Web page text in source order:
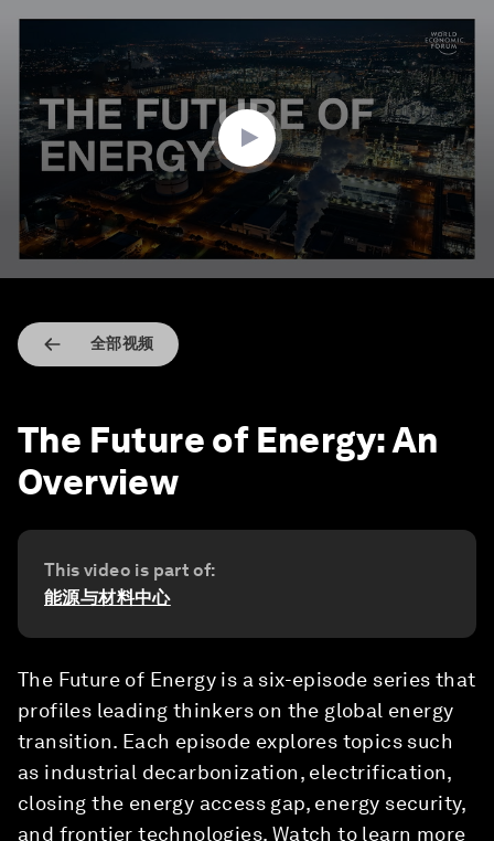
seconds
minutes,
seconds
全部视频
The Future of Energy: An
Overview
This video is part of:
能源与材料中心
The Future of Energy is a six-episode series that
profiles leading thinkers on the global energy
transition. Each episode explores topics such
as industrial decarbonization, electrification,
closing the energy access gap, energy security,
and frontier technologies. Watch to learn more